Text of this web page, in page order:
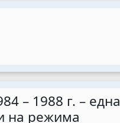
– 1988 г. – една
на режима